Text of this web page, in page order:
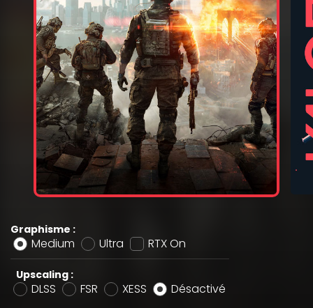
Graphisme :
Medium Ultra RTX On
Upscaling :
DLSS FSR XESS Désactivé